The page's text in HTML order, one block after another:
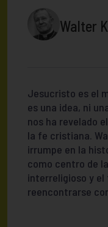
Walter
Jesucristo es el
es una idea, ni
nos ha revelado
la fe cristiana.
irrumpe en la
como centro de
interreligioso y el
reencontrarse